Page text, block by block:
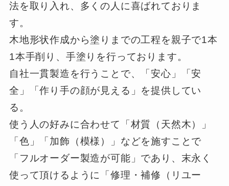
法を取り入れ、多くの人に喜ばれておりま
す。
木地形状作成から塗りまでの工程を親子で1本
1本手削り、手塗りを行っております。
自社一貫製造を行うことで、「安心」「安
全」「作り手の顔が見える」を提供してい
る。
使う人の好みに合わせて「材質（天然木）」
「色」「加飾（模様）」などを施すことで
「フルオーダー製造が可能」であり、末永く
使って頂けるように「修理・補修（リユー